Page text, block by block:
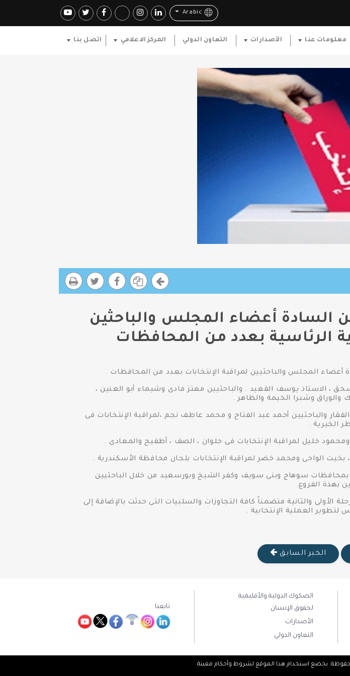
Arabic
معلومات عنا الأصدارات التعاون الدولي المركز الاعلامي اتصل بنا
أعضاء المجلس والباحثين
الرئاسية بعدد من المحافظات
المجلس والباحثيين لمراقبة الإنتخابات بعدد من المحافظات .
، الاستاذ يوسف القعيد . والباحثيين معتز فادى وشيماء أبو العنين ،
والوراق وشبرا الخيمة والظاهر .
والباحثيين أحمد عبد الفتاح و محمد عاطف نجم ،لمراقبة الإنتخابات فى
الخيرية .
خليل لمراقبة الإنتخابات فى حلوان ، الصف ، أطفيح والمعادى .
الواحى ومحمد خضر لمراقبة الإنتخابات بلجان محافظة الأسكندرية .
بمحافظات سوهاج وبنى سويف وكفر الشيخ وبورسعيد من خلال الباحثيين
بهذة الفروع.
والثانية متضمناً كافة التجاوزات والسلبيات التى حدثت بالإضافة إلى
لتطوير العملية الإنتخابية .
الخبر السابق
الصكوك الدولية والأقليمية
لحقوق الإنسان
الأصدارات
التعاون الدولي
تابعنا